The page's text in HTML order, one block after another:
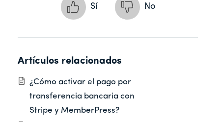
Sí No
Artículos relacionados
¿Cómo activar el pago por
transferencia bancaria con
Stripe y MemberPress?